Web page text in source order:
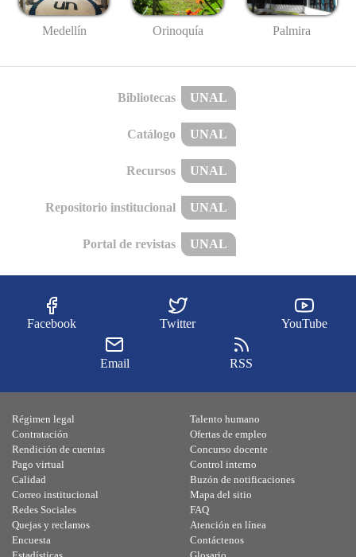
Medellín Orinoquía Palmira
Bibliotecas UNAL
Catálogo UNAL
Recursos UNAL
Repositorio institucional UNAL
Portal de revistas UNAL
Facebook Twitter YouTube
Email RSS
Régimen legal
Contratación
Rendición de cuentas
Pago virtual
Calidad
Talento humano
Ofertas de empleo
Concurso docente
Control interno
Buzón de notificaciones
Correo institucional
Redes Sociales
Quejas y reclamos
Encuesta
Mapa del sitio
FAQ
Atención en línea
Contáctenos